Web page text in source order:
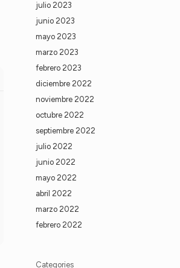
julio 2023
junio 2023
mayo 2023
marzo 2023
febrero 2023
diciembre 2022
noviembre 2022
octubre 2022
septiembre 2022
julio 2022
junio 2022
mayo 2022
abril 2022
marzo 2022
febrero 2022
Categories